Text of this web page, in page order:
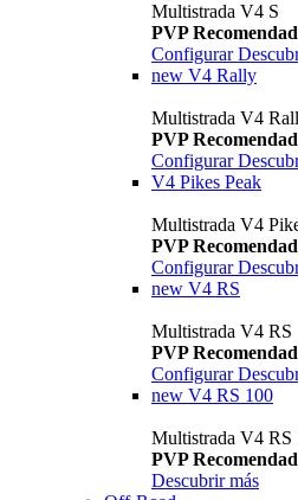
Multistrada V4 S
PVP
Configurar
new V4 Rally
Multistrada V4
PVP
Configurar
V4 Pikes Peak
Multistrada V4
PVP
Configurar
new V4 RS
Multistrada V4 RS
PVP
Configurar
new V4 RS 100
Multistrada V4 RS
PVP
Descubrir más